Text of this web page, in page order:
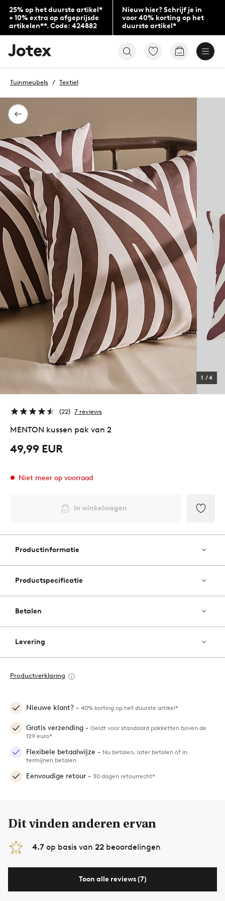
25% op het duurste artikel*
+ 10% extra op afgeprijsde
artikelen**. Code: 424882
Nieuw hier? Schrijf je in
voor 40% korting op het
duurste artikel*
Jotex
logo
to
home
page
Ga
Go
Terug
Tuinmeubels Textiel
1 /4
22 7 reviews
MENTON kussen pak van 2
49,99 EUR
Niet meer op voorraad
In winkelwagen
aan
Productinformatie
Productspecificatie
Betalen
Levering
Productverklaring
Nieuwe klant? - 40% korting op het duurste artikel*
Gratis verzending - Geldt voor standaard pakketten boven de
129 euro*
Flexibele betaalwijze - Nu betalen, later betalen of in
termijnen betalen
Eenvoudige retour - 30 dagen retourrecht*
Dit vinden anderen ervan
4.7 op basis van 22 beoordelingen
Toon alle reviews (7)